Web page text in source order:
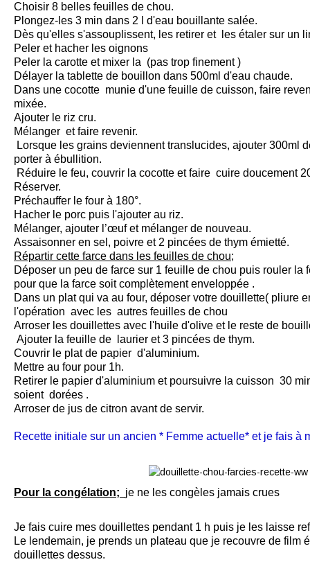
Choisir 8 belles feuilles de chou.
Plongez-les 3 min dans 2 l d'eau bouillante salée.
Dès qu'elles s'assouplissent, les retirer et les étaler sur un
Peler et hacher les oignons
Peler la carotte et mixer la (pas trop finement )
Délayer la tablette de bouillon dans 500ml d'eau chaude.
Dans une cocotte munie d'une feuille de cuisson, faire
mixée.
Ajouter le riz cru.
Mélanger et faire revenir.
Lorsque les grains deviennent translucides, ajouter 300ml
porter à ébullition.
Réduire le feu, couvrir la cocotte et faire cuire doucement
Réserver.
Préchauffer le four à 180°.
Hacher le porc puis l'ajouter au riz.
Mélanger, ajouter l’œuf et mélanger de nouveau.
Assaisonner en sel, poivre et 2 pincées de thym émietté.
Répartir cette farce dans les feuilles de chou;
Déposer un peu de farce sur 1 feuille de chou puis rouler
pour que la farce soit complètement enveloppée .
Dans un plat qui va au four, déposer votre douillette( pliure
l'opération avec les autres feuilles de chou
Arroser les douillettes avec l'huile d'olive et le reste de
Ajouter la feuille de laurier et 3 pincées de thym.
Couvrir le plat de papier d'aluminium.
Mettre au four pour 1h.
Retirer le papier d'aluminium et poursuivre la cuisson 30
soient dorées .
Arroser de jus de citron avant de servir.
Recette initiale sur un ancien * Femme actuelle* et je fais à
Pour la congélation; je ne les congèles jamais crues
Je fais cuire mes douillettes pendant 1 h puis je les laisse
Le lendemain, je prends un plateau que je recouvre de
douillettes dessus.